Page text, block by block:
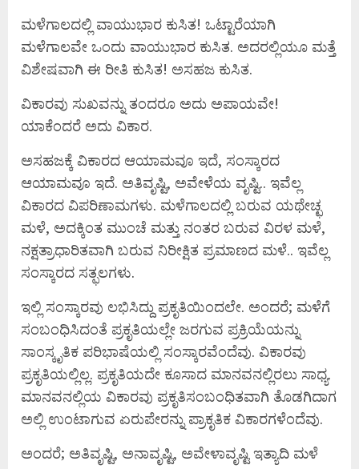
ಮಳೆಗಾಲದಲ್ಲಿ ವಾಯುಭಾರ ಕುಸಿತ! ಒಟ್ಟಾರೆಯಾಗಿ
ಮಳೆಗಾಲವೇ ಒಂದು ವಾಯುಭಾರ ಕುಸಿತ. ಅದರಲ್ಲಿಯೂ ಮತ್ತೆ
ವಿಶೇಷವಾಗಿ ಈ ರೀತಿ ಕುಸಿತ! ಅಸಹಜ ಕುಸಿತ.
ವಿಕಾರವು ಸುಖವನ್ನು ತಂದರೂ ಅದು ಅಪಾಯವೇ!
ಯಾಕೆಂದರೆ ಅದು ವಿಕಾರ.
ಅಸಹಜಕ್ಕೆ ವಿಕಾರದ ಆಯಾಮವೂ ಇದೆ, ಸಂಸ್ಕಾರದ
ಆಯಾಮವೂ ಇದೆ. ಅತಿವೃಷ್ಟಿ, ಅವೇಳೆಯ ವೃಷ್ಟಿ.. ಇವೆಲ್ಲ
ವಿಕಾರದ ವಿಪರಿಣಾಮಗಳು. ಮಳೆಗಾಲದಲ್ಲಿ ಬರುವ ಯಥೇಚ್ಛ
ಮಳೆ, ಅದಕ್ಕಿಂತ ಮುಂಚೆ ಮತ್ತು ನಂತರ ಬರುವ ವಿರಳ ಮಳೆ,
ನಕ್ಷತ್ರಾಧಾರಿತವಾಗಿ ಬರುವ ನಿರೀಕ್ಷಿತ ಪ್ರಮಾಣದ ಮಳೆ.. ಇವೆಲ್ಲ
ಸಂಸ್ಕಾರದ ಸತ್ಫಲಗಳು.
ಇಲ್ಲಿ ಸಂಸ್ಕಾರವು ಲಭಿಸಿದ್ದು ಪ್ರಕೃತಿಯಿಂದಲೇ. ಅಂದರೆ; ಮಳೆಗೆ
ಸಂಬಂಧಿಸಿದಂತೆ ಪ್ರಕೃತಿಯಲ್ಲೇ ಜರಗುವ ಪ್ರಕ್ರಿಯೆಯನ್ನು
ಸಾಂಸ್ಕೃತಿಕ ಪರಿಭಾಷೆಯಲ್ಲಿ ಸಂಸ್ಕಾರವೆಂದೆವು. ವಿಕಾರವು
ಪ್ರಕೃತಿಯಲ್ಲಿಲ್ಲ. ಪ್ರಕೃತಿಯದೇ ಕೂಸಾದ ಮಾನವನಲ್ಲಿರಲು ಸಾಧ್ಯ.
ಮಾನವನಲ್ಲಿಯ ವಿಕಾರವು ಪ್ರಕೃತಿಸಂಬಂಧಿತವಾಗಿ ತೊಡಗಿದಾಗ
ಅಲ್ಲಿ ಉಂಟಾಗುವ ಏರುಪೇರನ್ನು ಪ್ರಾಕೃತಿಕ ವಿಕಾರಗಳೆಂದೆವು.
ಅಂದರೆ; ಅತಿವೃಷ್ಟಿ, ಅನಾವೃಷ್ಟಿ, ಅವೇಳಾವೃಷ್ಟಿ ಇತ್ಯಾದಿ ಮಳೆ